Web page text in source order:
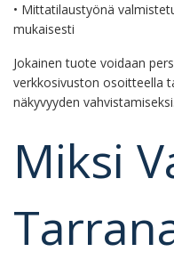
• Mittatilaustyönä
mukaisesti
Jokainen tuote voidaan
verkkosivuston osoitteella
näkyvyyden vahvistamiseksi.
Miksi